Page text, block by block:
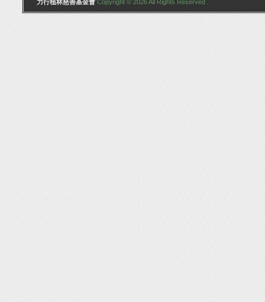
力行植林慈善基金會 Copyright © 2026 All Rights Reserved .